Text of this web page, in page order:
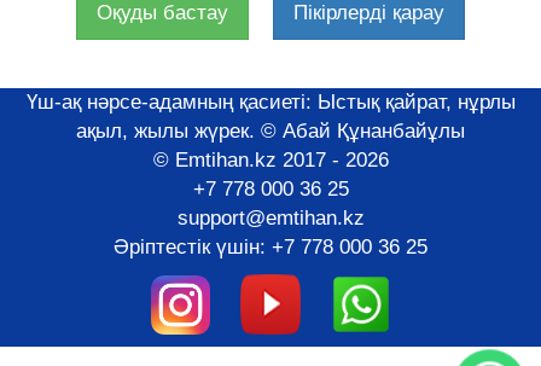
Оқуды бастау Пікірлерді қарау
Үш-ақ нәрсе-адамның қасиеті: Ыстық қайрат, нұрлы
ақыл, жылы жүрек. © Абай Құнанбайұлы
© Emtihan.kz 2017 - 2026
+7 778 000 36 25
support@emtihan.kz
Әрiптестiк үшiн: +7 778 000 36 25